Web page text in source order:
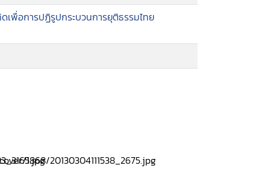
เพื่อการปฏิรูปกระบวนการยุติธรรมไทย